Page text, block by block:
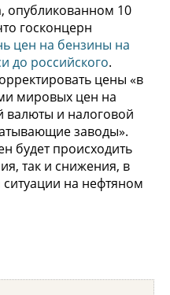
опубликованном 10
госконцерн
цен на бензины на
до российского.
цены «в
мировых цен на
валюты и налоговой
заводы».
будет происходить
так и снижения, в
на нефтяном